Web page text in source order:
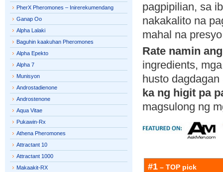
pagpipilian, sa
nakakalito na
mahal na
Rate namin
ingredients,
husto
ka ng higit pa
magsulong ng
#1 – TOP pick
PherX Pheromones – Inirerekumendang
Ganap Oo
Alpha Lalaki
Baguhin kaakuhan Pheromones
Alpha Epekto
Alpha 7
Munisyon
Androstadienone
Androstenone
Aqua Vitae
Pukawin-Rx
Athena Pheromones
Attractant 10
Attractant 1000
Makaakit-RX